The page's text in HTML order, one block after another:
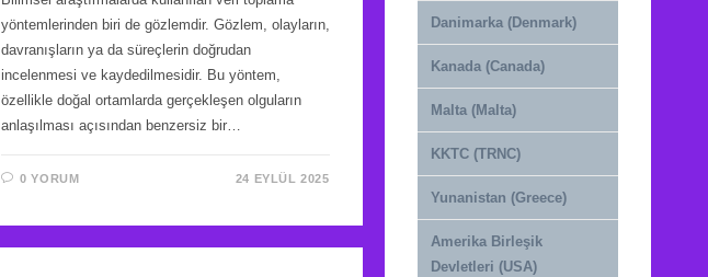
yöntemlerinden biri de gözlemdir. Gözlem, olayların,
davranışların ya da süreçlerin doğrudan
incelenmesi ve kaydedilmesidir. Bu yöntem,
özellikle doğal ortamlarda gerçekleşen olguların
anlaşılması açısından benzersiz bir…
0 YORUM 24 EYLÜL 2025
Danimarka (Denmark)
Kanada (Canada)
Malta (Malta)
KKTC (TRNC)
Yunanistan (Greece)
Amerika Birleşik
Devletleri (USA)